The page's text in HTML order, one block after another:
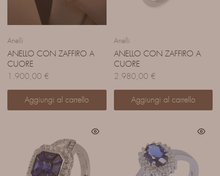
Anelli
ANELLO CON ZAFFIRO A
CUORE
1.900,00 €
Aggiungi al carrello
Anelli
ANELLO CON ZAFFIRO A
CUORE
2.980,00 €
Aggiungi al carrello